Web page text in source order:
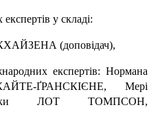
у складі:
(доповідач),
експертів: Нормана
ҐРАНСКІЄНЕ, Мері
ЛОТ ТОМПСОН,